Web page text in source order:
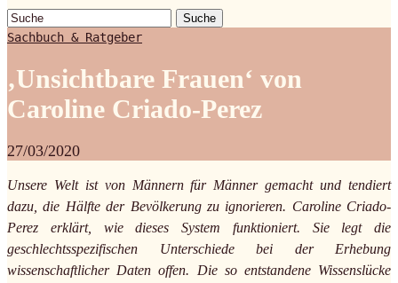
Suche
Sachbuch & Ratgeber
‚Unsichtbare Frauen‘ von
Caroline Criado-Perez
27/03/2020
Unsere Welt ist von Männern für Männer gemacht und tendiert
dazu, die Hälfte der Bevölkerung zu ignorieren. Caroline Criado-
Perez erklärt, wie dieses System funktioniert. Sie legt die
geschlechtsspezifischen Unterschiede bei der Erhebung
wissenschaftlicher Daten offen. Die so entstandene Wissenslücke